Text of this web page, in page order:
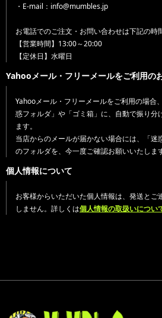
・E-mail：info@mumbles.jp
お電話でのご注文・お問い合わせは下記の時
【営業時間】13:00～20:00
【定休日】水曜日
Yahooメール・フリーメールをご利用の
Yahooメール・フリーメールをご利用の場合
惑フォルダ」や「ゴミ箱」に、自動で振り分
ます。
当店からのメールが届かない場合には、「迷
のフォルダを、今一度ご確認お願いいたしま
個人情報について
お客様からいただいた個人情報は、発送とご
しません。詳しくは個人情報の取扱いについ